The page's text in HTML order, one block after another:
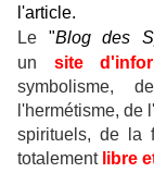
l'article.
Le "Blog des
un site
symbolisme,
l'hermétisme, de
spirituels, de la
totalement libre